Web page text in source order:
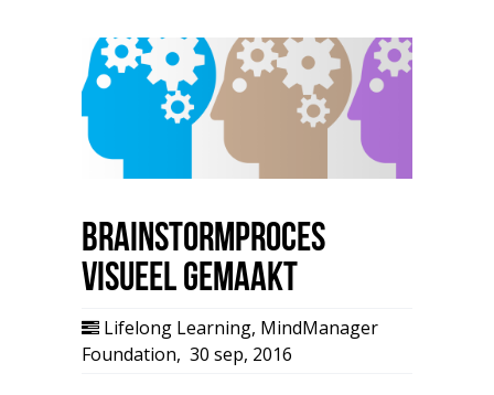
Brainstormproces
visueel gemaakt
Lifelong Learning, MindManager
Foundation, 30 sep, 2016